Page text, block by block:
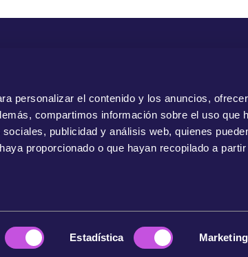
personalizar el contenido y los anuncios,
compartimos información sobre el uso que
publicidad y análisis web, quienes
proporcionado o que hayan recopilado a
Estadística Marketing